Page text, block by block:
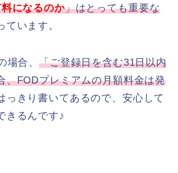
になるのか」はとっても重要な
ています。
場合、「ご登録日を含む31日以内
、FODプレミアムの月額料金は発
っきり書いてあるので、安心して
きるんです♪